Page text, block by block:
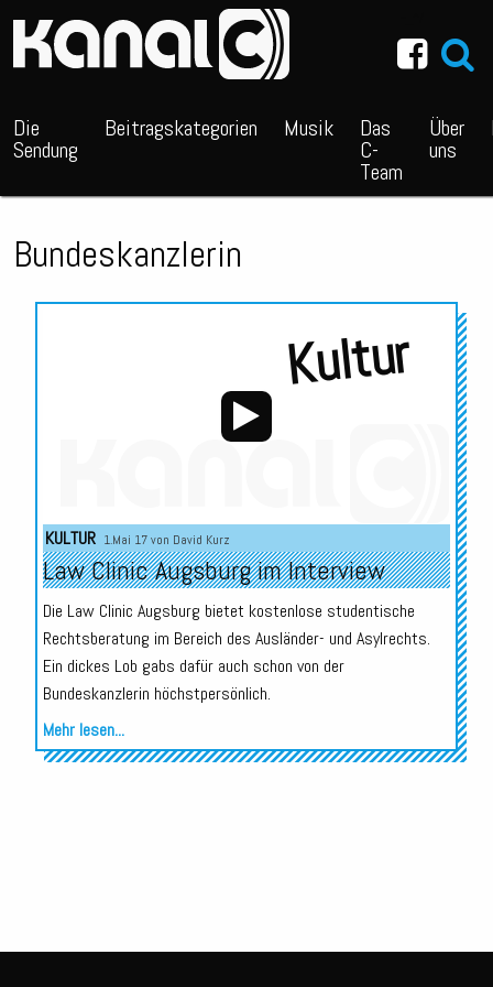
Die
Sendung
Beitragskategorien Musik Das
C-
Team
Über
uns
Bundeskanzlerin
Kultur
Player
KULTUR 1.Mai 17 von David Kurz
Law Clinic Augsburg im Interview
Die Law Clinic Augsburg bietet kostenlose studentische
Rechtsberatung im Bereich des Ausländer- und Asylrechts.
Ein dickes Lob gabs dafür auch schon von der
Bundeskanzlerin höchstpersönlich.
Mehr lesen...